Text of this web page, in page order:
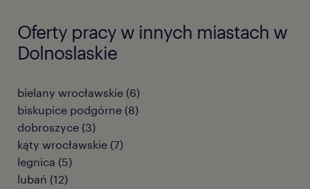
Oferty pracy w innych miastach w
Dolnoslaskie
bielany wrocławskie (6)
biskupice podgórne (8)
dobroszyce (3)
kąty wrocławskie (7)
legnica (5)
lubań (12)